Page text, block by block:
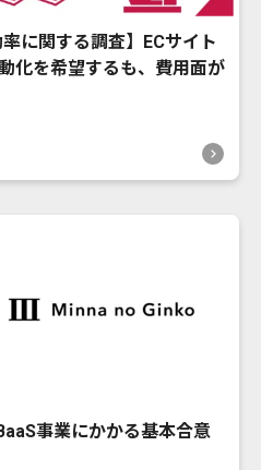
に関する調査】ECサイト
化を希望するも、費用面が
事業にかかる基本合意